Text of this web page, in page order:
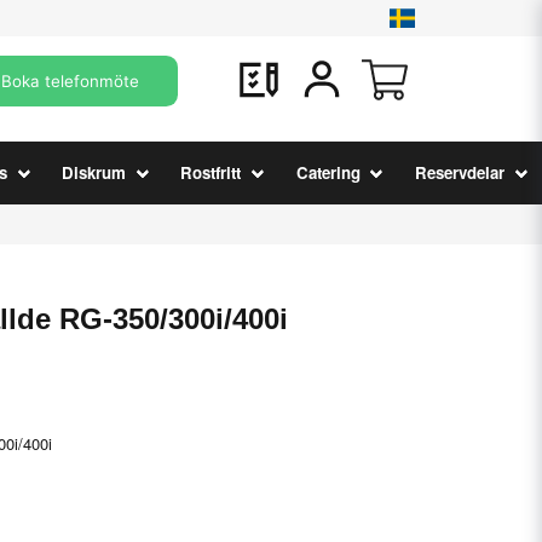
Boka telefonmöte
Diskrum Rostfritt Catering Reservdelar
RG-350/300i/400i
400i